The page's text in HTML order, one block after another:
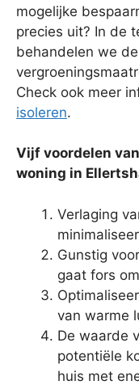
mogelijke
precies uit? In de
behandelen we
Check ook meer
isoleren.
Vijf voordelen
woning in
Verlaging
Gunstig
gaat fors
van warme
De waarde
potentiële
huis met